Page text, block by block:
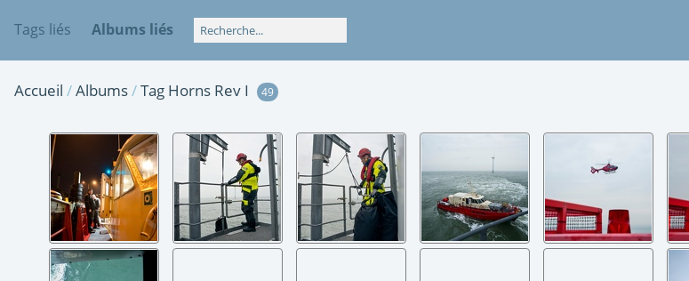
Tags liés Albums liés
Accueil /Albums/Tag Horns Rev I 49